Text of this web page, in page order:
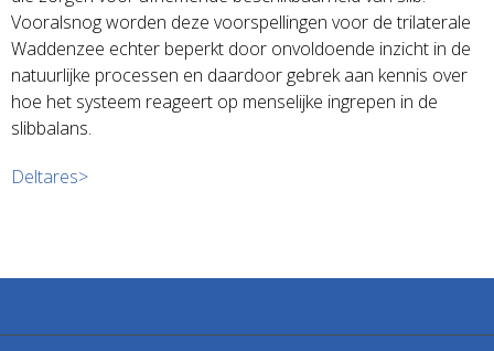
Vooralsnog worden deze voorspellingen voor de trilaterale
Waddenzee echter beperkt door onvoldoende inzicht in de
natuurlijke processen en daardoor gebrek aan kennis over
hoe het systeem reageert op menselijke ingrepen in de
slibbalans.
Deltares>